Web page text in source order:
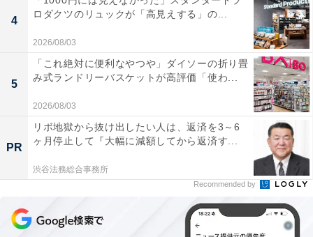
4
ロダクツのリュックが「高見えする」の...
2026/08/03
5
「これ絶対に便利なやつや」ダイソーの折り畳
み式ランドリーバスケットが高評価「使わ...
2026/08/03
PR
リボ地獄から抜け出したい人は、返済を3～6
ヶ月停止して『大幅に減額してから返済す...
渋谷法務総合事務所
Recommended by